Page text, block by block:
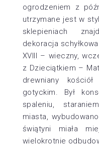
ogrodzeniem z
utrzymane jest w
sklepieniach
dekoracja
XVIII – wieczny,
z Dzieciątkiem –
drewniany
gotyckim. Był
spaleniu,
miasta,
świątyni miała
wielokrotnie